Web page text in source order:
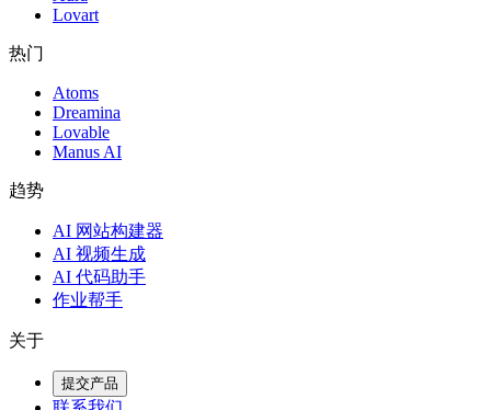
Lovart
热门
Atoms
Dreamina
Lovable
Manus AI
趋势
AI 网站构建器
AI 视频生成
AI 代码助手
作业帮手
关于
提交产品